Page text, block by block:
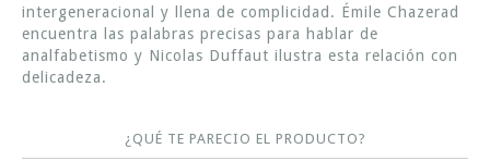
intergeneracional y llena de complicidad. Émile Chazerad
encuentra las palabras precisas para hablar de
analfabetismo y Nicolas Duffaut ilustra esta relación con
delicadeza.
¿QUÉ TE PARECIO EL PRODUCTO?